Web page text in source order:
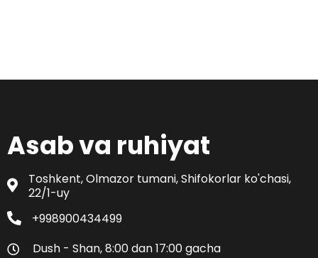
Asab va ruhiyat
Toshkent, Olmazor tumani, Shifokorlar ko'chasi,
22/1-uy
+998900434499
Dush - Shan, 8:00 dan 17:00 gacha